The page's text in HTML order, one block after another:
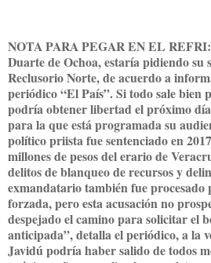
NOTA PARA PEGAR EN EL
Duarte de Ochoa, estaría pidiendo su
Reclusorio Norte, de acuerdo a
periódico “El País”. Si todo sale bien
podría obtener libertad el próximo
para la que está programada su
político priista fue sentenciado en
millones de pesos del erario de
delitos de blanqueo de recursos y
exmandatario también fue procesado
forzada, pero esta acusación no
despejado el camino para solicitar el
anticipada”, detalla el periódico, a la
Javidú podría haber salido de todos